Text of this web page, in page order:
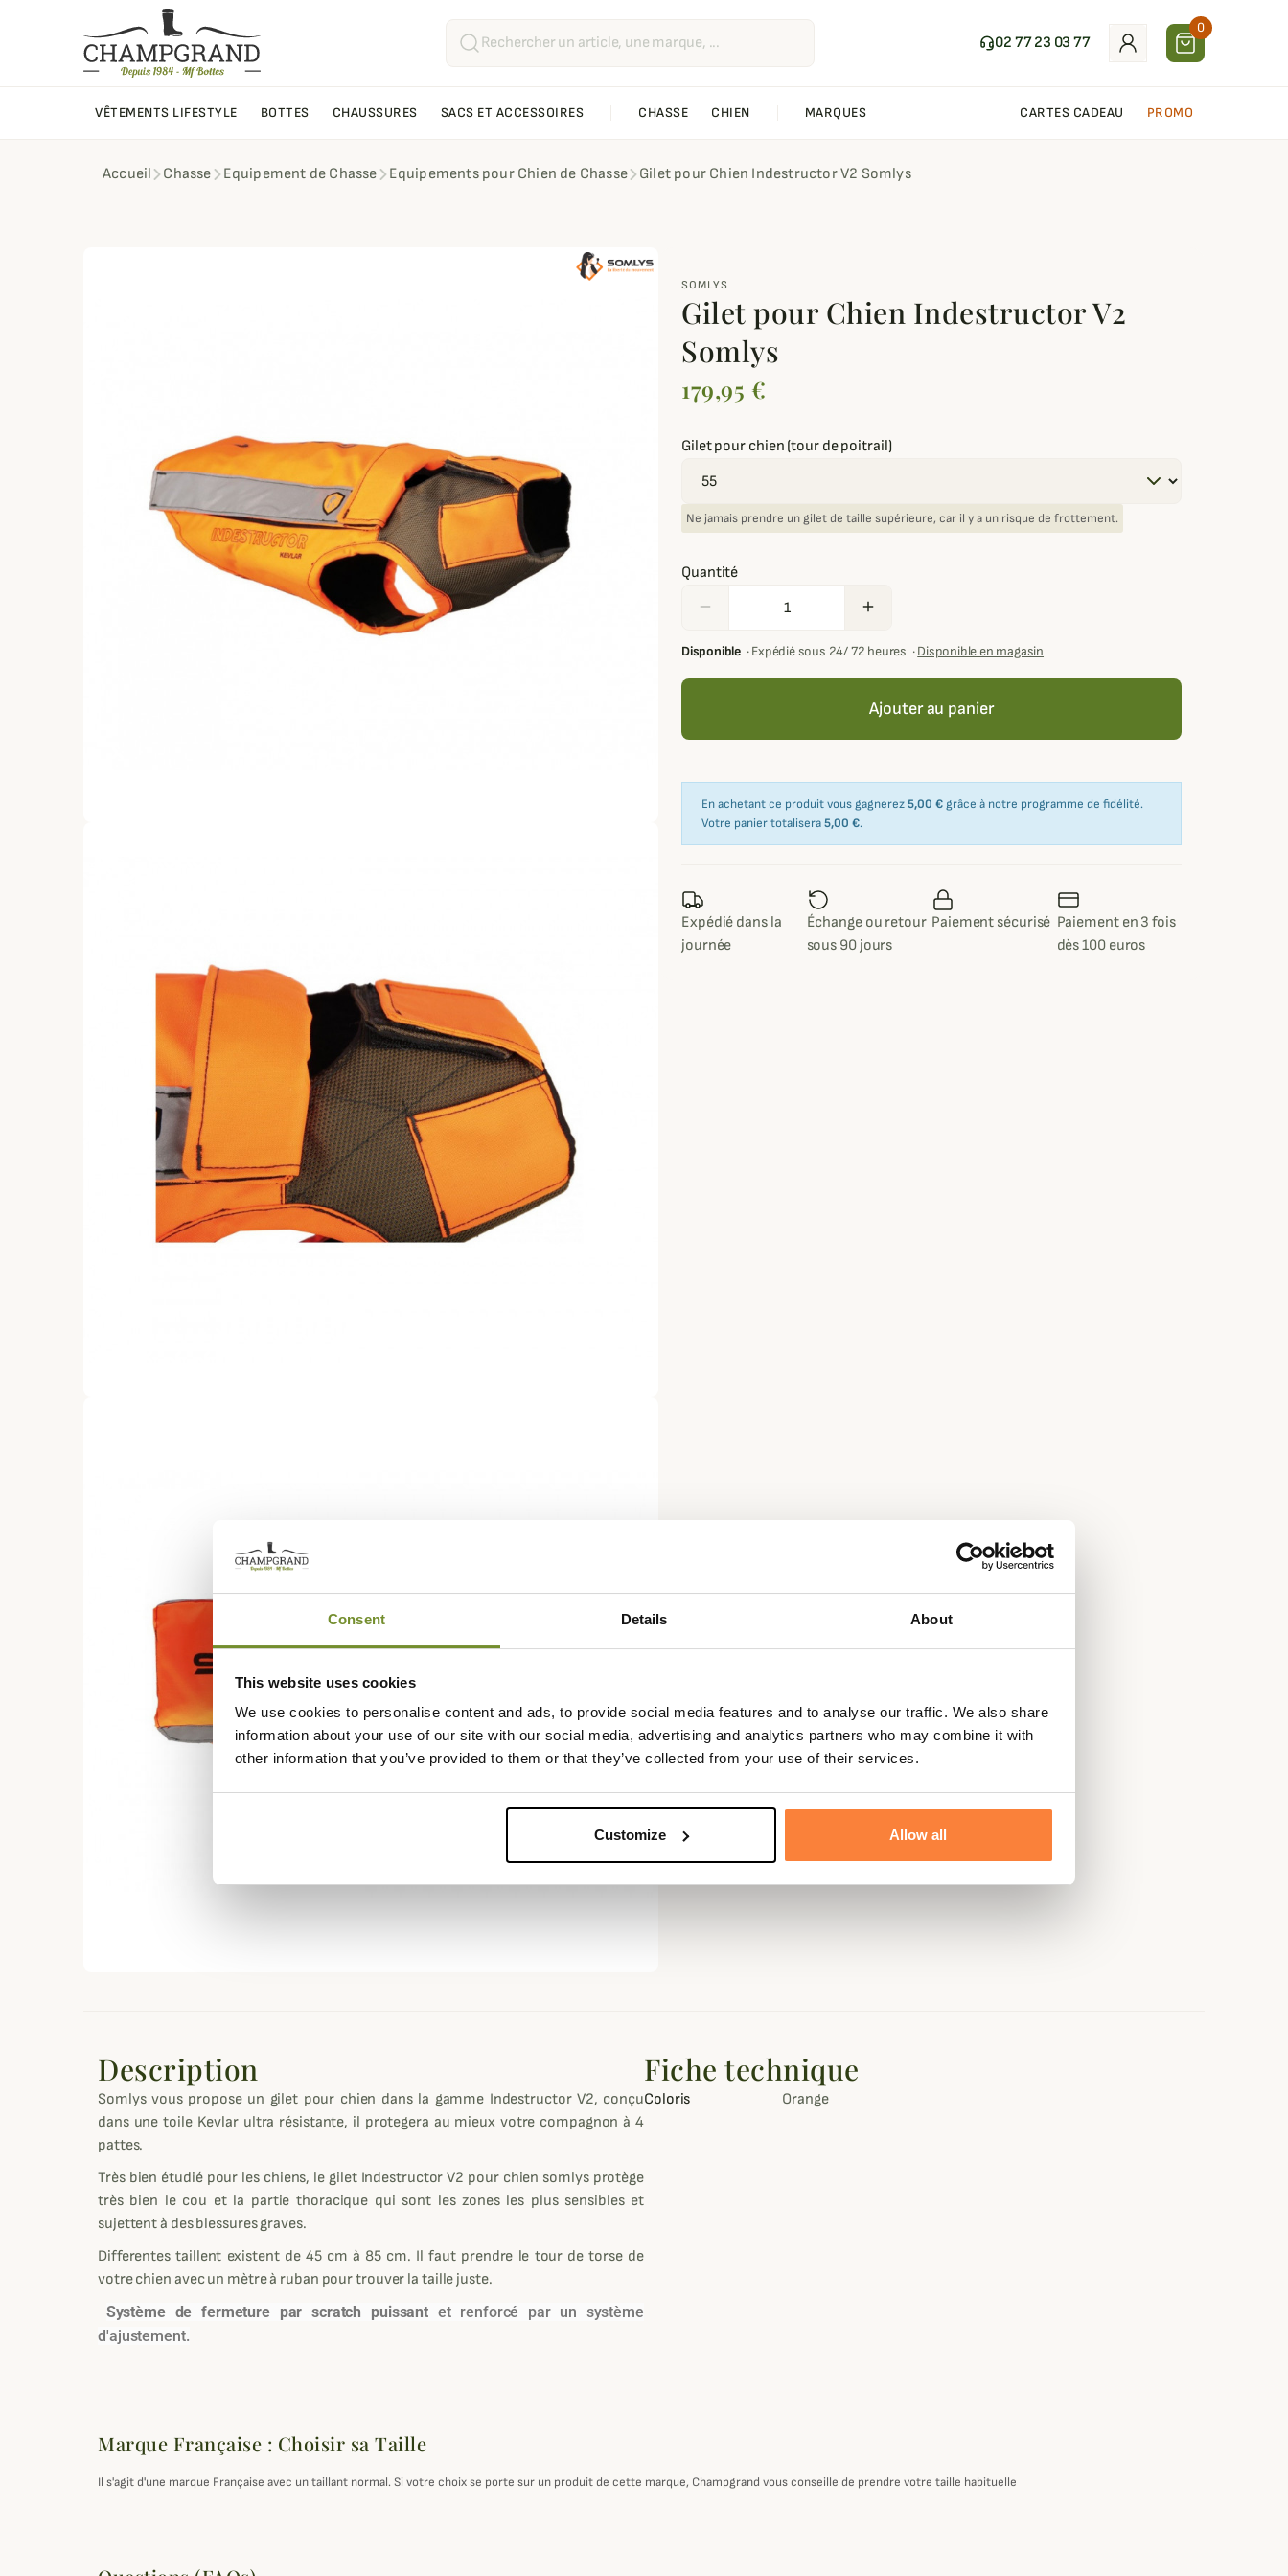
Consent Details About
This website uses cookies
We use cookies to personalise content and ads, to provide social media features and to analyse our traffic. We also share
information about your use of our site with our social media, advertising and analytics partners who may combine it with
other information that you’ve provided to them or that they’ve collected from your use of their services.
Customize Allow all
02 77 23 03 77
0
VÊTEMENTS LIFESTYLE BOTTES CHAUSSURES SACS ET ACCESSOIRES CHASSE CHIEN MARQUES CARTES CADEAU PROMO
Accueil Chasse Equipement de Chasse Equipements pour Chien de Chasse Gilet pour Chien Indestructor V2 Somlys
SOMLYS
Gilet pour Chien Indestructor V2
Somlys
179,95 €
Gilet pour chien (tour de poitrail)
Ne jamais prendre un gilet de taille supérieure, car il y a un risque de frottement.
Quantité
remove add
Disponible ·Expédié sous 24/ 72 heures ·Disponible en magasin
Ajouter au panier
En achetant ce produit vous gagnerez5,00 € grâce à notre programme de fidélité.
Votre panier totalisera5,00 €.
Expédié dans la
journée
Échange ou retour
sous 90 jours
Paiement sécurisé Paiement en 3 fois
dès 100 euros
Description
Somlys vous propose un gilet pour chien dans la gamme Indestructor V2, conçu
dans une toile Kevlar ultra résistante, il protegera au mieux votre compagnon à 4
pattes.
Très bien étudié pour les chiens, le gilet Indestructor V2 pour chien somlys protège
très bien le cou et la partie thoracique qui sont les zones les plus sensibles et
sujettent à des blessures graves.
Differentes taillent existent de 45 cm à 85 cm. Il faut prendre le tour de torse de
votre chien avec un mètre à ruban pour trouver la taille juste.
Système de fermeture par scratch puissant et renforcé par un système
d'ajustement.
Fiche technique
Coloris Orange
Marque Française : Choisir sa Taille
Il s'agit d'une marque Française avec un taillant normal. Si votre choix se porte sur un produit de cette marque, Champgrand vous conseille de prendre votre taille habituelle